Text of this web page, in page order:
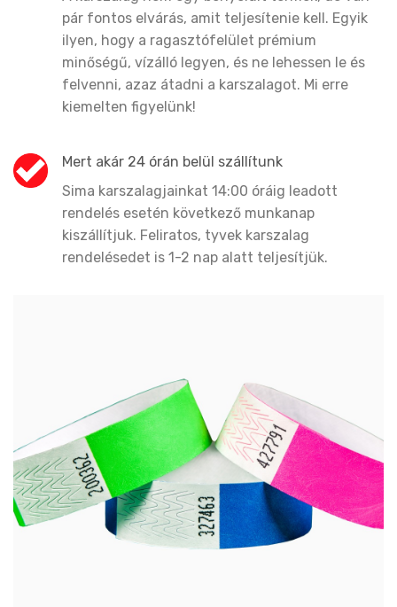
pár fontos elvárás, amit teljesítenie kell. Egyik
ilyen, hogy a ragasztófelület prémium
minőségű, vízálló legyen, és ne lehessen le és
felvenni, azaz átadni a karszalagot. Mi erre
kiemelten figyelünk!
Mert akár 24 órán belül szállítunk
Sima karszalagjainkat 14:00 óráig leadott
rendelés esetén következő munkanap
kiszállítjuk. Feliratos, tyvek karszalag
rendelésedet is 1-2 nap alatt teljesítjük.